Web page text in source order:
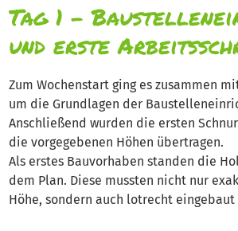
Tag 1 –
und erste
Zum Wochenstart ging es zusammen
um die Grundlagen der
Anschließend wurden die ersten
die vorgegebenen Höhen übertragen.
Als erstes Bauvorhaben standen die
dem Plan. Diese mussten nicht nur
Höhe, sondern auch lotrecht eingebaut